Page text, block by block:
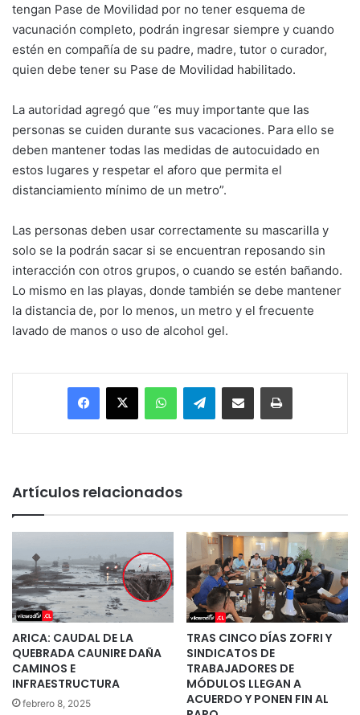
tengan Pase de Movilidad por no tener esquema de
vacunación completo, podrán ingresar siempre y cuando
estén en compañía de su padre, madre, tutor o curador,
quien debe tener su Pase de Movilidad habilitado.
La autoridad agregó que “es muy importante que las
personas se cuiden durante sus vacaciones. Para ello se
deben mantener todas las medidas de autocuidado en
estos lugares y respetar el aforo que permita el
distanciamiento mínimo de un metro”.
Las personas deben usar correctamente su mascarilla y
solo se la podrán sacar si se encuentran reposando sin
interacción con otros grupos, o cuando se estén bañando.
Lo mismo en las playas, donde también se debe mantener
la distancia de, por lo menos, un metro y el frecuente
lavado de manos o uso de alcohol gel.
Facebook
X WhatsAppTelegramEnviar vía email Imprimir
Artículos relacionados
ARICA: CAUDAL DE LA
QUEBRADA CAUNIRE DAÑA
CAMINOS E
INFRAESTRUCTURA
febrero 8, 2025
TRAS CINCO DÍAS ZOFRI Y
SINDICATOS DE
TRABAJADORES DE
MÓDULOS LLEGAN A
ACUERDO Y PONEN FIN AL